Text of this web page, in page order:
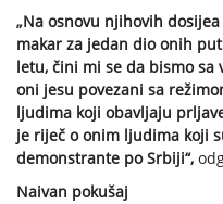
„Na osnovu njihovih
makar za jedan dio onih
letu, čini mi se da bismo
oni jesu povezani sa
ljudima koji obavljaju
je riječ o onim ljudima koji
demonstrante po Srbiji“,
Naivan pokušaj